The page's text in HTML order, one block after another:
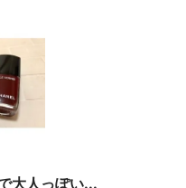
大人っぽい...